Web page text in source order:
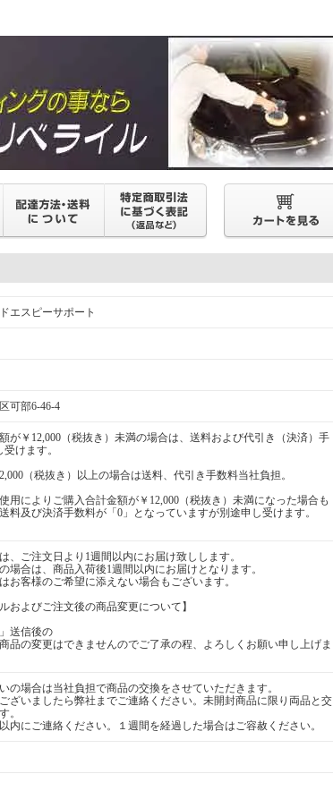
エスピーサポート
可部6-46-4
が￥12,000（税抜き）未満の場合は、送料および代引き（決済）手
けます。
（税抜き）以上の場合は送料、代引き手数料当社負担。
用によりご購入合計金額が￥12,000（税抜き）未満になった場合も
料及び決済手数料が「0」となっていますが別途申し受けます。
、ご注文日より1週間以内にお届け致しします。
場合は、商品入荷後1週間以内にお届けとなります。
お客様のご希望に添えない場合もございます。
およびご注文後の商品変更について】
送信後の
品の変更はできませんのでご了承の程、よろしくお願い申し上げま
の場合は当社負担で商品の交換をさせていただきます。
ざいましたら弊社までご連絡ください。未開封商品に限り両品と交
。
内にご連絡ください。１週間を経過した場合はご容赦ください。